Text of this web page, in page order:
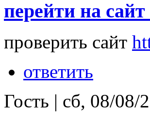
перейти на
проверить сайт
ответить
Гость | сб, 08/08/